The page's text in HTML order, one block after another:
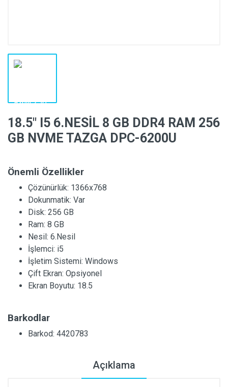
18.5″ I5 6.NESİL 8 GB DDR4 RAM 256
GB NVME TAZGA DPC-6200U
Önemli Özellikler
Çözünürlük: 1366x768
Dokunmatik: Var
Disk: 256 GB
Ram: 8 GB
Nesil: 6.Nesil
İşlemci: i5
İşletim Sistemi: Windows
Çift Ekran: Opsiyonel
Ekran Boyutu: 18.5
Barkodlar
Barkod: 4420783
Açıklama